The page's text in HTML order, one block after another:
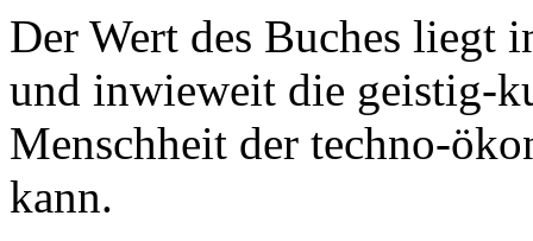
Der Wert des Buches liegt
und inwieweit die geistig-
Menschheit der techno-
kann.